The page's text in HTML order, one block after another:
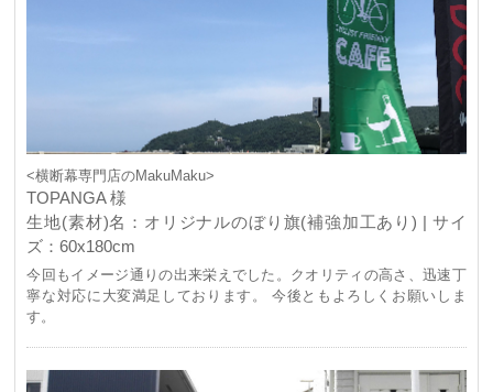
<横断幕専門店のMakuMaku>
TOPANGA 様
生地(素材)名：オリジナルのぼり旗(補強加工あり) | サイ
ズ：60x180cm
今回もイメージ通りの出来栄えでした。クオリティの高さ、迅速丁
寧な対応に大変満足しております。 今後ともよろしくお願いしま
す。